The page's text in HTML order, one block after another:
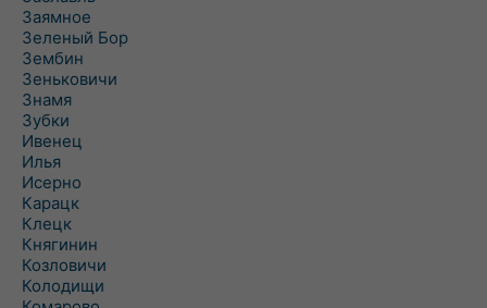
Заямное
Зеленый Бор
Зембин
Зеньковичи
Знамя
Зубки
Ивенец
Илья
Исерно
Карацк
Клецк
Княгинин
Козловичи
Колодищи